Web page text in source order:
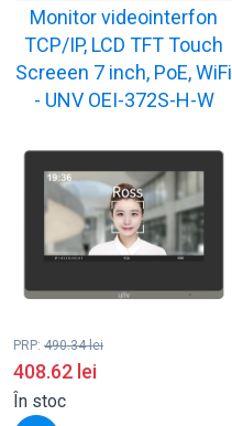
Monitor videointerfon
TCP/IP, LCD TFT Touch
Screeen 7 inch, PoE, WiFi
- UNV OEI-372S-H-W
PRP: 490.34lei
408.62 lei
În stoc